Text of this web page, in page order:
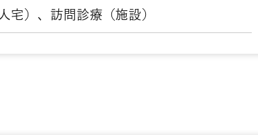
宅）、訪問診療（施設）